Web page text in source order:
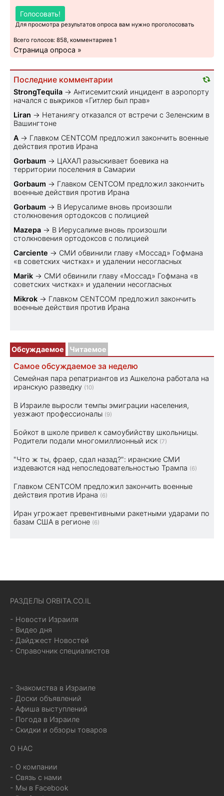
Голосовать!
Для просмотра результатов опроса вам нужно проголосовать
Всего голосов: 858, комментариев 1
Страница опроса »
Последние комментарии
StrongTequila → Антисемитский инцидент в аэропорту
начался с выкриков «Гитлер был прав»
Liran → Нетаниягу отказался от встречи с Зеленским в
Вашингтоне
A → Главком CENTCOM предложил закончить военные
действия против Ирана
Gorbaum → ЦАХАЛ разыскивает боевика на
территории поселения в Самарии
Gorbaum → Главком CENTCOM предложил закончить
военные действия против Ирана
Gorbaum → В Иерусалиме вновь произошли
столкновения ортодоксов с полицией
Mazepa → В Иерусалиме вновь произошли
столкновения ортодоксов с полицией
Carciente → СМИ обвинили главу «Моссад» Гофмана
«в советских чистках» и удалении несогласных
Marik → СМИ обвинили главу «Моссад» Гофмана «в
советских чистках» и удалении несогласных
Mikrok → Главком CENTCOM предложил закончить
военные действия против Ирана
Обсуждаемое Читаемое
Самое обсуждаемое за неделю
Семейная пара репатриантов из Ашкелона работала на
иранскую разведку (10)
В Израиле выросли темпы эмиграции населения,
уезжают профессионалы (9)
Бойкот в школе привел к самоубийству школьницы.
Родители подали многомиллионный иск (7)
"Что ж ты, фраер, сдал назад?": иранские СМИ
издеваются над непоследовательностью Трампа (6)
Главком CENTCOM предложил закончить военные
действия против Ирана (6)
Иран угрожает превентивными ракетными ударами по
базам США в регионе (6)
РАЗДЕЛЫ ORBITA.CO.IL
- Новости Израиля
- Видео дня
- Дайджест Новостей
- Справочник специалистов
- Знакомства в Израиле
- Доски объявлений
- Афиша выступлений
- Погода в Израиле
- Скидки и обзоры товаров
О НАС
- О компании
- Связь с нами
- Мы в Facebook